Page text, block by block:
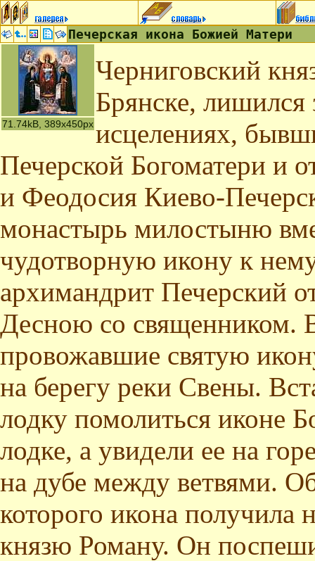
Печерская икона Божией Матери
71.74kB, 389x450px
Черниговский
Брянске,
исцелениях,
Печерской Богоматери и
и Феодосия Киево-
монастырь милостыню
чудотворную икону к
архимандрит Печерский
Десною со священником.
провожавшие святую
на берегу реки Свены.
лодку помолиться иконе
лодке, а увидели ее на
на дубе между ветвями.
которого икона получила
князю Роману. Он